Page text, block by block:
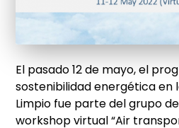
El pasado 12 de mayo, el
sostenibilidad energética en
Limpio fue parte del grupo
workshop virtual “Air